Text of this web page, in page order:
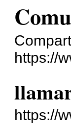
https://
https://